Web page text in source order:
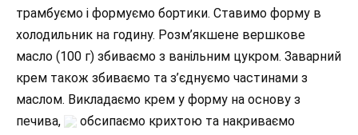
трамбуємо і формуємо бортики. Ставимо форму в
холодильник на годину. Розм’якшене вершкове
масло (100 г) збиваємо з ванільним цукром. Заварний
крем також збиваємо та з’єднуємо частинами з
маслом. Викладаємо крем у форму на основу з
печива,
обсипаємо крихтою та накриваємо